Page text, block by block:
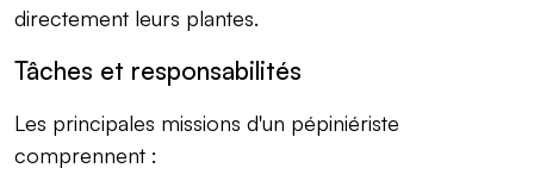
directement leurs plantes.
Tâches et responsabilités
Les principales missions d'un pépiniériste
comprennent :